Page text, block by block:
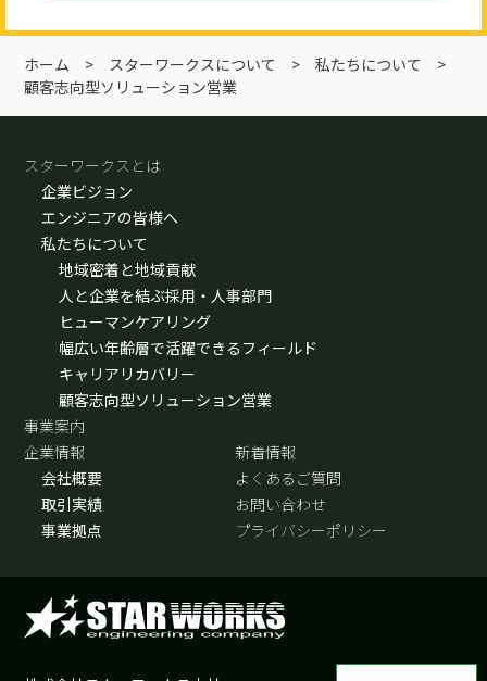
ホーム > スターワークスについて >私たちについて
>
顧客志向型ソリューション営業
スターワークスとは
企業ビジョン
エンジニアの皆様へ
私たちについて
地域密着と地域貢献
人と企業を結ぶ採用・人事部門
ヒューマンケアリング
幅広い年齢層で活躍できるフィールド
キャリアリカバリー
顧客志向型ソリューション営業
事業案内
企業情報
会社概要
取引実績
事業拠点
新着情報
よくあるご質問
お問い合わせ
プライバシーポリシー